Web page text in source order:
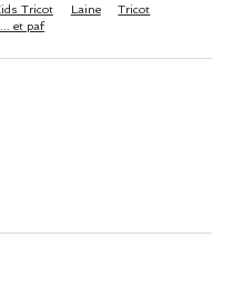
Tricot Laine
Tricot
et paf